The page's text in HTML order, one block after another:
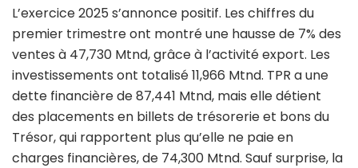
L’exercice 2025 s’annonce positif. Les chiffres du
premier trimestre ont montré une hausse de 7% des
ventes à 47,730 Mtnd, grâce à l’activité export. Les
investissements ont totalisé 11,966 Mtnd. TPR a une
dette financière de 87,441 Mtnd, mais elle détient
des placements en billets de trésorerie et bons du
Trésor, qui rapportent plus qu’elle ne paie en
charges financières, de 74,300 Mtnd. Sauf surprise, la